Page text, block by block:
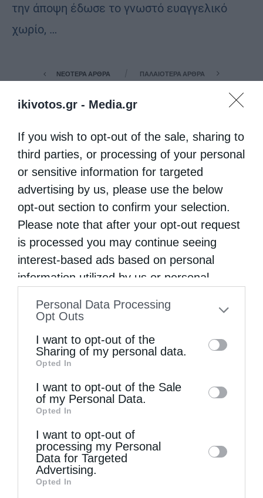
ikivotos.gr - Media.gr
If you wish to opt-out of the sale, sharing to
third parties, or processing of your personal
or sensitive information for targeted
advertising by us, please use the below
opt-out section to confirm your selection.
Please note that after your opt-out request
is processed you may continue seeing
interest-based ads based on personal
information utilized by us or personal
to your opt-out. You may separately opt-out
information by third parties on the IAB’s list
of downstream participants. This
information may also be disclosed by us to
third parties on theIAB’s List of
Downstream Participants
disclose it to other third parties.
Personal Data Processing
Opt Outs
I want to opt-out of the
Sharing of my personal data.
Opted In
I want to opt-out of the Sale
of my Personal Data.
Opted In
I want to opt-out of
processing my Personal
Data for Targeted
Advertising.
Opted In
την άποψη έδωσε το γνωστό ευαγγελικό
χωρίο, …
ΝΕΌΤΕΡΑ ΆΡΘΡΑ ΠΑΛΑΙΌΤΕΡΑ ΆΡΘΡΑ
Τελευταία άρθρα